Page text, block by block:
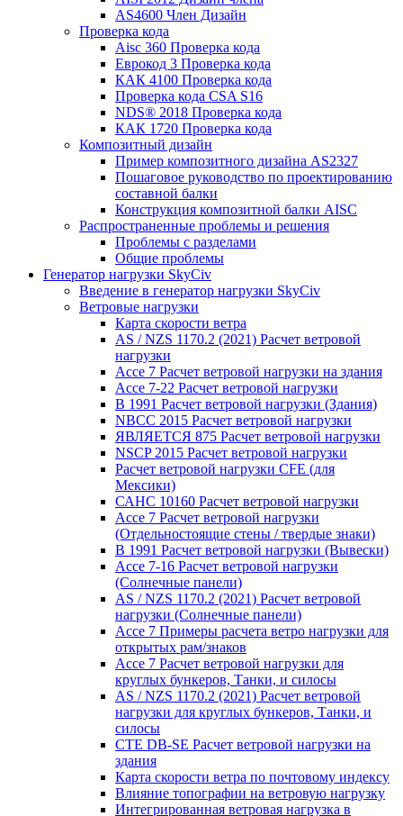
AS4600 Член Дизайн
Проверка кода
Aisc 360 Проверка кода
Еврокод 3 Проверка кода
КАК 4100 Проверка кода
Проверка кода CSA S16
NDS® 2018 Проверка кода
КАК 1720 Проверка кода
Композитный дизайн
Пример композитного дизайна AS2327
Пошаговое руководство по проектированию
составной балки
Конструкция композитной балки AISC
Распространенные проблемы и решения
Проблемы с разделами
Общие проблемы
Генератор нагрузки SkyCiv
Введение в генератор нагрузки SkyCiv
Ветровые нагрузки
Карта скорости ветра
AS / NZS 1170.2 (2021) Расчет ветровой
нагрузки
Ассе 7 Расчет ветровой нагрузки на здания
Ассе 7-22 Расчет ветровой нагрузки
В 1991 Расчет ветровой нагрузки (Здания)
NBCC 2015 Расчет ветровой нагрузки
ЯВЛЯЕТСЯ 875 Расчет ветровой нагрузки
NSCP 2015 Расчет ветровой нагрузки
Расчет ветровой нагрузки CFE (для
Мексики)
САНС 10160 Расчет ветровой нагрузки
Ассе 7 Расчет ветровой нагрузки
(Отдельностоящие стены / твердые знаки)
В 1991 Расчет ветровой нагрузки (Вывески)
Ассе 7-16 Расчет ветровой нагрузки
(Солнечные панели)
AS / NZS 1170.2 (2021) Расчет ветровой
нагрузки (Солнечные панели)
Ассе 7 Примеры расчета ветро нагрузки для
открытых рам/знаков
Ассе 7 Расчет ветровой нагрузки для
круглых бункеров, Танки, и силосы
AS / NZS 1170.2 (2021) Расчет ветровой
нагрузки для круглых бункеров, Танки, и
силосы
CTE DB-SE Расчет ветровой нагрузки на
здания
Карта скорости ветра по почтовому индексу
Влияние топографии на ветровую нагрузку
Интегрированная ветровая нагрузка в